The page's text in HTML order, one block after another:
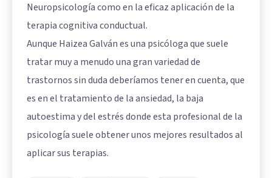
Neuropsicología como en la eficaz aplicación de la
terapia cognitiva conductual.
Aunque Haizea Galván es una psicóloga que suele
tratar muy a menudo una gran variedad de
trastornos sin duda deberíamos tener en cuenta, que
es en el tratamiento de la ansiedad, la baja
autoestima y del estrés donde esta profesional de la
psicología suele obtener unos mejores resultados al
aplicar sus terapias.